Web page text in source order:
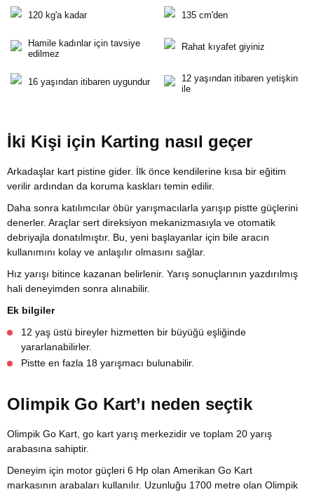
120 kg'a kadar 135 cm'den
Hamile kadınlar için tavsiye
edilmez
Rahat kıyafet giyiniz
16 yaşından itibaren uygundur
12 yaşından itibaren yetişkin
ile
İki Kişi için Karting nasıl geçer
Arkadaşlar kart pistine gider. İlk önce kendilerine kısa bir eğitim
verilir ardından da koruma kaskları temin edilir.
Daha sonra katılımcılar öbür yarışmacılarla yarışıp pistte güçlerini
denerler. Araçlar sert direksiyon mekanizmasıyla ve otomatik
debriyajla donatılmıştır. Bu, yeni başlayanlar için bile aracın
kullanımını kolay ve anlaşılır olmasını sağlar.
Hız yarışı bitince kazanan belirlenir. Yarış sonuçlarının yazdırılmış
hali deneyimden sonra alınabilir.
Ek bilgiler
12 yaş üstü bireyler hizmetten bir büyüğü eşliğinde
yararlanabilirler.
Pistte en fazla 18 yarışmacı bulunabilir.
Olimpik Go Kart’ı neden seçtik
Olimpik Go Kart, go kart yarış merkezidir ve toplam 20 yarış
arabasına sahiptir.
Deneyim için motor güçleri 6 Hp olan Amerikan Go Kart
markasının arabaları kullanılır. Uzunluğu 1700 metre olan Olimpik